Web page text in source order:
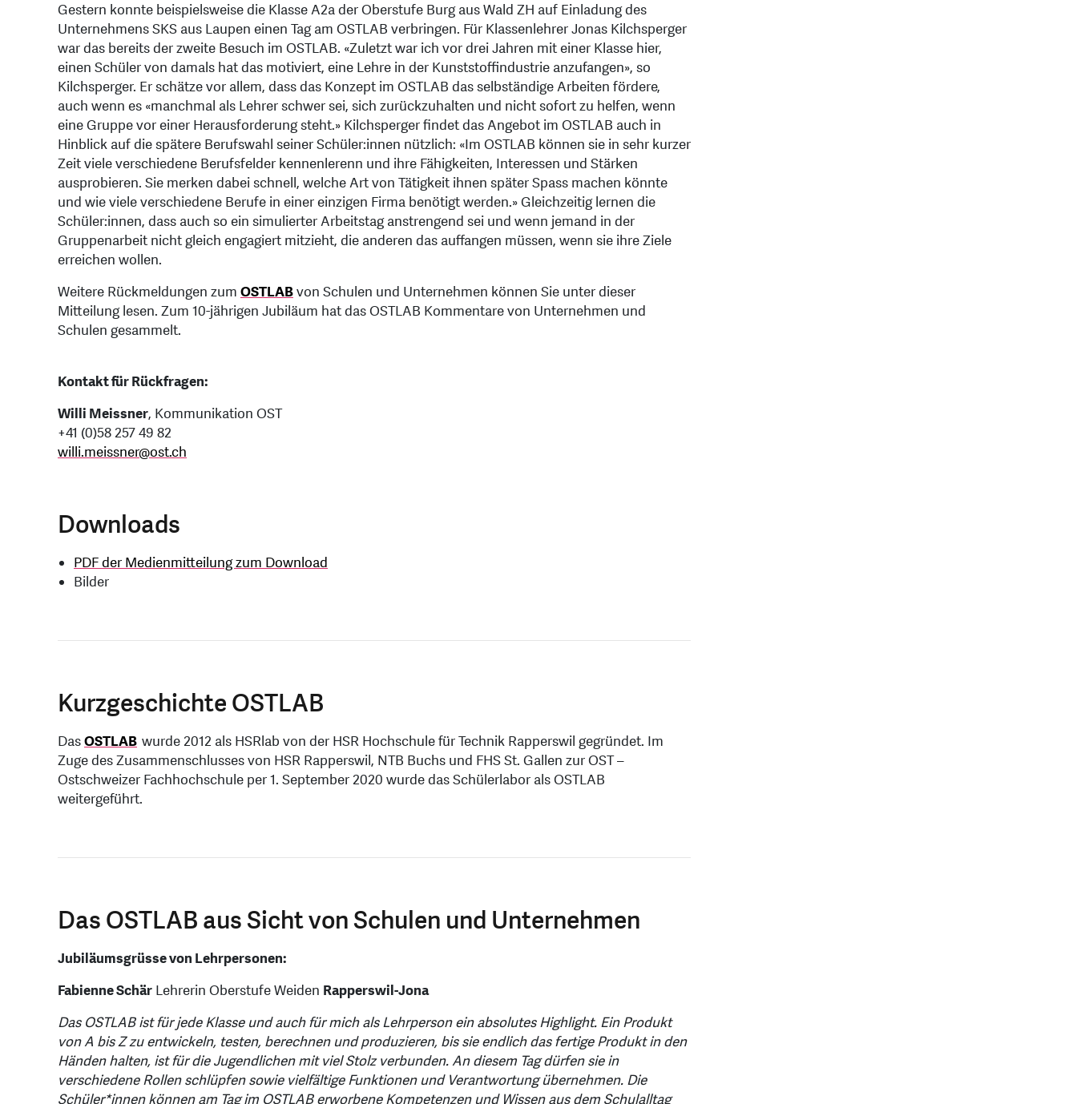
Gestern konnte beispielsweise die Klasse A2a der Oberstufe Burg aus Wald ZH auf Einladung des
Unternehmens SKS aus Laupen einen Tag am OSTLAB verbringen. Für Klassenlehrer Jonas Kilchsperger
war das bereits der zweite Besuch im OSTLAB. «Zuletzt war ich vor drei Jahren mit einer Klasse hier,
einen Schüler von damals hat das motiviert, eine Lehre in der Kunststoffindustrie anzufangen», so
Kilchsperger. Er schätze vor allem, dass das Konzept im OSTLAB das selbständige Arbeiten fördere,
auch wenn es «manchmal als Lehrer schwer sei, sich zurückzuhalten und nicht sofort zu helfen, wenn
eine Gruppe vor einer Herausforderung steht.» Kilchsperger findet das Angebot im OSTLAB auch in
Hinblick auf die spätere Berufswahl seiner Schüler:innen nützlich: «Im OSTLAB können sie in sehr kurzer
Zeit viele verschiedene Berufsfelder kennenlerenn und ihre Fähigkeiten, Interessen und Stärken
ausprobieren. Sie merken dabei schnell, welche Art von Tätigkeit ihnen später Spass machen könnte
und wie viele verschiedene Berufe in einer einzigen Firma benötigt werden.» Gleichzeitig lernen die
Schüler:innen, dass auch so ein simulierter Arbeitstag anstrengend sei und wenn jemand in der
Gruppenarbeit nicht gleich engagiert mitzieht, die anderen das auffangen müssen, wenn sie ihre Ziele
erreichen wollen.
Weitere Rückmeldungen zum OSTLABvon Schulen und Unternehmen können Sie unter dieser
Mitteilung lesen. Zum 10-jährigen Jubiläum hat das OSTLAB Kommentare von Unternehmen und
Schulen gesammelt.
Kontakt für Rückfragen:
Willi Meissner, Kommunikation OST
+41 (0)58 257 49 82
willi.meissner@ost.ch
Downloads
PDF der Medienmitteilung zum Download
Bilder
Kurzgeschichte OSTLAB
DasOSTLAB wurde 2012 als HSRlab von der HSR Hochschule für Technik Rapperswil gegründet. Im
Zuge des Zusammenschlusses von HSR Rapperswil, NTB Buchs und FHS St. Gallen zur OST –
Ostschweizer Fachhochschule per 1. September 2020 wurde das Schülerlabor als OSTLAB
weitergeführt.
Das OSTLAB aus Sicht von Schulen und Unternehmen
Jubiläumsgrüsse von Lehrpersonen:
Fabienne Schär Lehrerin Oberstufe Weiden Rapperswil-Jona
Das OSTLAB ist für jede Klasse und auch für mich als Lehrperson ein absolutes Highlight. Ein Produkt
von A bis Z zu entwickeln, testen, berechnen und produzieren, bis sie endlich das fertige Produkt in den
Händen halten, ist für die Jugendlichen mit viel Stolz verbunden. An diesem Tag dürfen sie in
verschiedene Rollen schlüpfen sowie vielfältige Funktionen und Verantwortung übernehmen. Die
Schüler*innen können am Tag im OSTLAB erworbene Kompetenzen und Wissen aus dem Schulalltag